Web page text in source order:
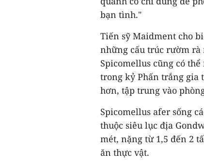
bạn tình."
Tiến sỹ Maidment cho
những cấu trúc rườm rà
Spicomellus cũng có
trong kỷ Phấn trắng gia
hơn, tập trung vào
Spicomellus afer sống
thuộc siêu lục địa
mét, nặng từ 1,5 đến 2
ăn thực vật.